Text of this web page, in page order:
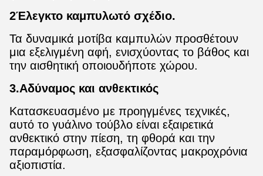
2Έλεγκτο καμπυλωτό σχέδιο.
Τα δυναμικά μοτίβα καμπυλών προσθέτουν
μια εξελιγμένη αφή, ενισχύοντας το βάθος και
την αισθητική οποιουδήποτε χώρου.
3.Αδύναμος και ανθεκτικός
Κατασκευασμένο με προηγμένες τεχνικές,
αυτό το γυάλινο τούβλο είναι εξαιρετικά
ανθεκτικό στην πίεση, τη φθορά και την
παραμόρφωση, εξασφαλίζοντας μακροχρόνια
αξιοπιστία.